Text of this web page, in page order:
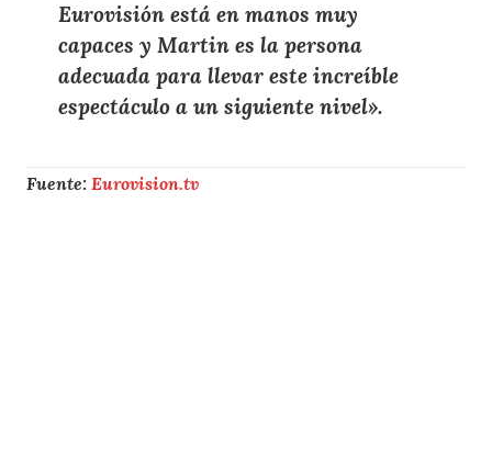
Eurovisión está en manos muy
capaces y Martin es la persona
adecuada para llevar este increíble
espectáculo a un siguiente nivel».
Fuente: Eurovision.tv